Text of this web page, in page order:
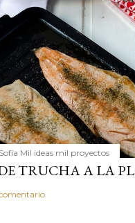
Sofía Mil ideas mil proyectos
TRUCHA A LA